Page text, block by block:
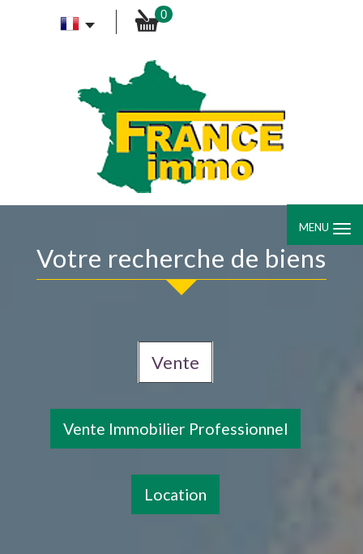
0
MENU
votre recherche de biens
Vente
Vente Immobilier Professionnel
Location